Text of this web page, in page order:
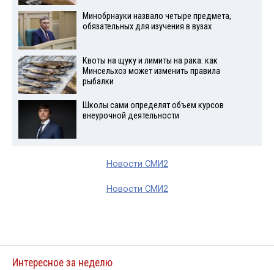
Минобрнауки назвало четыре предмета,
обязательных для изучения в вузах
Квоты на щуку и лимиты на рака: как
Минсельхоз может изменить правила
рыбалки
Школы сами определят объем курсов
внеурочной деятельности
Новости СМИ2
Новости СМИ2
Интересное за неделю